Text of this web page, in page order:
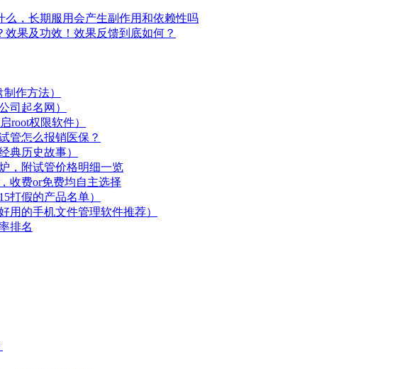
么，长期服用会产生副作用和依赖性吗
果及功效！效果反馈到底如何？
作方法）
司起名网）
root权限软件）
管怎么报销医保？
典历史故事）
，附试管价格明细一览
收费or免费均自主选择
打假的产品名单）
用的手机文件管理软件推荐）
排名